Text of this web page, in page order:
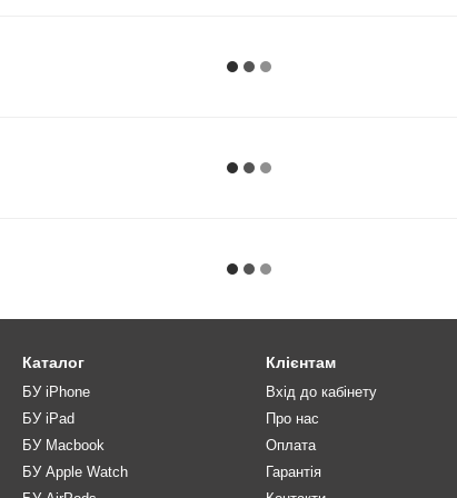
Каталог
БУ iPhone
БУ iPad
БУ Macbook
БУ Apple Watch
Клієнтам
Вхід до кабінету
Про нас
Оплата
Гарантія